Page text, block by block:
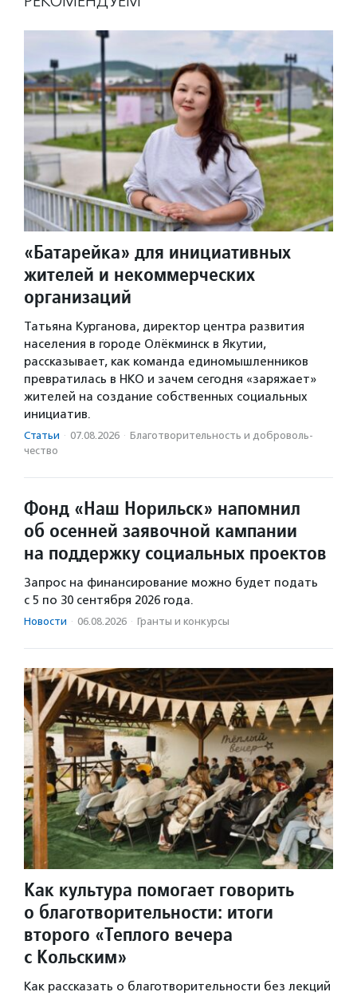
«Батарейка» для инициативных
жителей и некоммерческих
организаций
Татьяна Курганова, директор центра развития
населения в городе Олёкминск в Якутии,
рассказывает, как команда единомышленников
превратилась в НКО и зачем сегодня «заряжает»
жителей на создание собственных социальных
инициатив.
Статьи · 07.08.2026 · Благотвори­тель­ность и доброволь­
чест­во
Фонд «Наш Норильск» напомнил
об осенней заявочной кампании
на поддержку социальных проектов
Запрос на финансирование можно будет подать
с 5 по 30 сентября 2026 года.
Новости · 06.08.2026 · Гранты и конкурсы
Как культура помогает говорить
о благотворительности: итоги
второго «Теплого вечера
с Кольским»
Как рассказать о благотворительности без лекций